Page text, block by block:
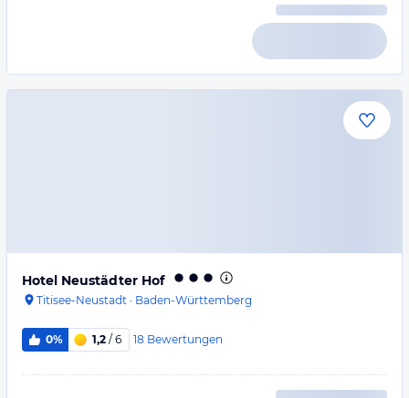
Hotel Neustädter Hof
Titisee-Neustadt · Baden-Württemberg
0% 1,2 / 6 18 Bewertungen